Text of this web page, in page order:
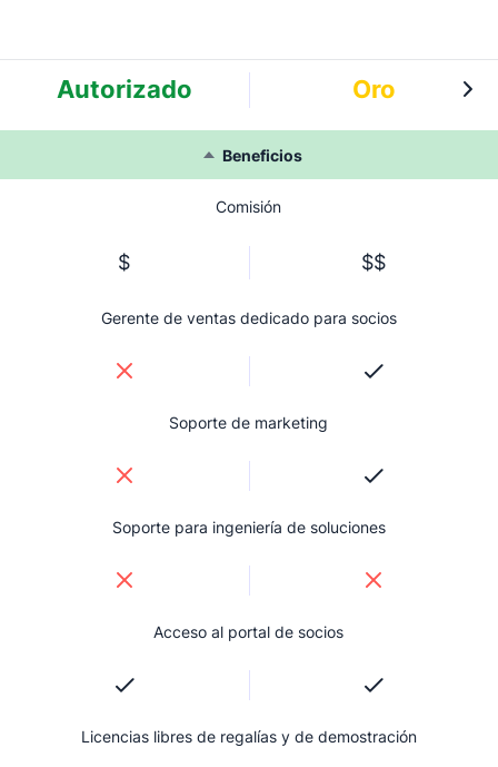
Autorizado Oro
Beneficios
Comisión
$ $$
Gerente de ventas dedicado para socios
Soporte de marketing
Soporte para ingeniería de soluciones
Acceso al portal de socios
Licencias libres de regalías y de demostración